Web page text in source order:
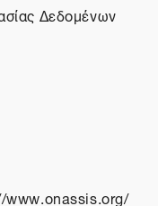
Δεδομένων
www.onassis.org/